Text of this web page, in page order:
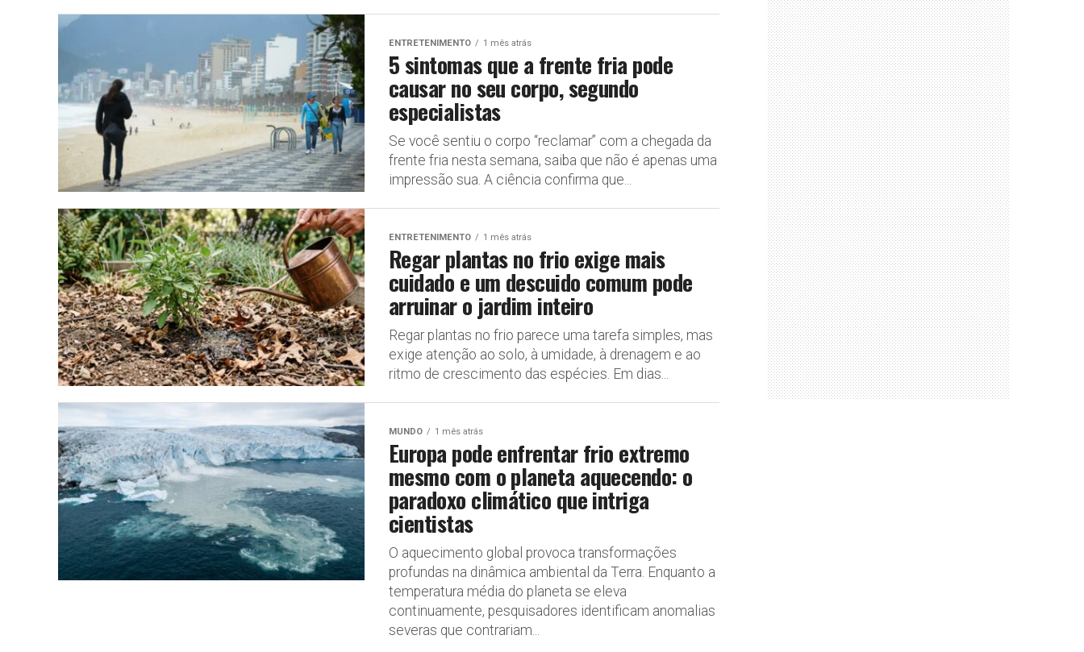
ENTRETENIMENTO 1 mês atrás
5 sintomas que a frente fria pode
causar no seu corpo, segundo
especialistas
Se você sentiu o corpo “reclamar” com a chegada da
frente fria nesta semana, saiba que não é apenas uma
impressão sua. A ciência confirma que...
ENTRETENIMENTO 1 mês atrás
Regar plantas no frio exige mais
cuidado e um descuido comum pode
arruinar o jardim inteiro
Regar plantas no frio parece uma tarefa simples, mas
exige atenção ao solo, à umidade, à drenagem e ao
ritmo de crescimento das espécies. Em dias...
MUNDO 1 mês atrás
Europa pode enfrentar frio extremo
mesmo com o planeta aquecendo: o
paradoxo climático que intriga
cientistas
O aquecimento global provoca transformações
profundas na dinâmica ambiental da Terra. Enquanto a
temperatura média do planeta se eleva
continuamente, pesquisadores identificam anomalias
severas que contrariam...